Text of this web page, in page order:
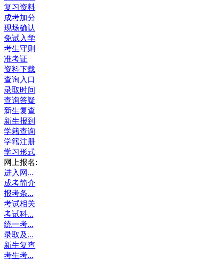
复习资料
成考加分
现场确认
免试入学
考生守则
准考证
资料下载
查询入口
录取时间
查询答疑
新生复查
新生报到
学籍查询
学籍注册
学习形式
网上报名:
进入网...
成考简介
报考条...
考试相关
考试科...
统一考...
录取及...
新生复查
考生考...